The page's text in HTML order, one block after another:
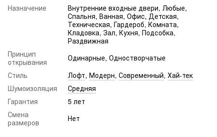
Назначение
Внутренние входные двери, Любые,
Спальня, Ванная, Офис, Детская,
Техническая, Гардероб, Комната,
Кладовка, Зал, Кухня, Подсобка,
Раздвижная
Принцип
открывания
Одинарные, Одностворчатые
Стиль
Лофт, Модерн, Современный, Хай-тек
Шумоизоляция
Средняя
Гарантия
5 лет
Смена
размеров
Нет